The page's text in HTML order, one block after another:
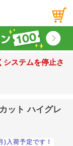
システムを停止さ
ット ハイグレ
)入荷予定です！